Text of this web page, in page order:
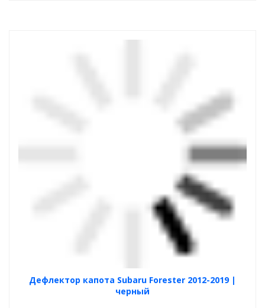
Дефлектор капота Subaru Forester 2012-2019 |
черный